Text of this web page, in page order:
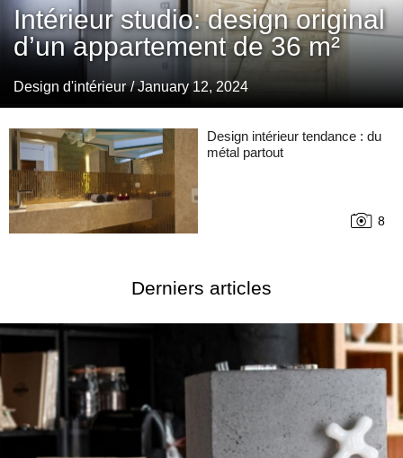
Intérieur studio: design original
d’un appartement de 36 m²
Design d'intérieur / January 12, 2024
Design intérieur tendance : du
métal partout
8
Derniers articles